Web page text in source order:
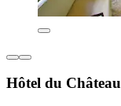
Hôtel du Château